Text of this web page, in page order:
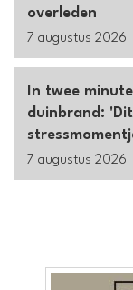
overleden
7 augustus 2026
In twee
duinbrand:
7 augustus 2026